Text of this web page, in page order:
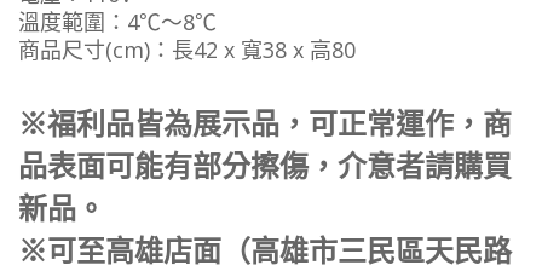
溫度範圍：4℃～8℃
商品尺寸(cm)：長42 x 寬38 x 高80
※福利品皆為展示品，可正常運作，商
品表面可能有部分擦傷，介意者請購買
新品。
※可至高雄店面（高雄市三民區天民路